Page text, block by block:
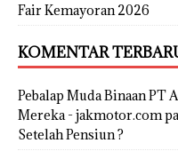
Fair Kemayoran 2026
KOMENTAR
Pebalap Muda Binaan PT
Mereka - jakmotor.com
Setelah Pensiun ?